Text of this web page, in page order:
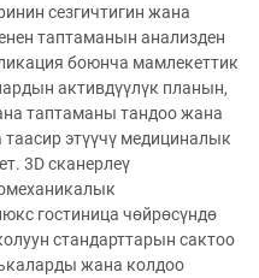
сезгичтигин жана
таптаманын анализден
боюнча мамлекеттик
активдүүлүк планын,
таптаманы тандоо жана
этүүчү медициналык
3D сканерлеү
гостиница чөйрөсүндө
стандарттарын сактоо
жана колдоо